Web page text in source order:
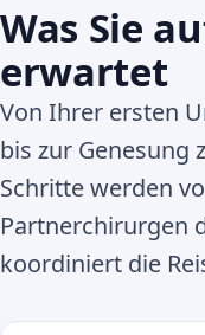
Was Sie
erwartet
Von Ihrer ersten
bis zur Genesung
Schritte werden
Partnerchirurgen
koordiniert die